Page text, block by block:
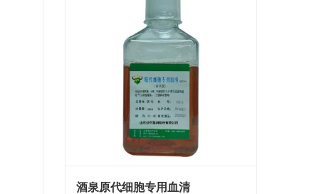
酒泉原代细胞专用血清